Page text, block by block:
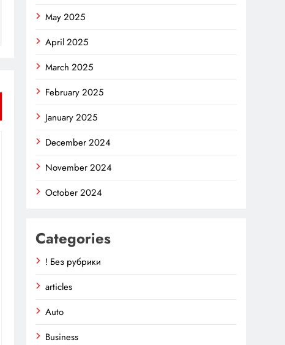
May 2025
April 2025
March 2025
February 2025
January 2025
December 2024
November 2024
October 2024
Categories
! Без рубрики
articles
Auto
Business